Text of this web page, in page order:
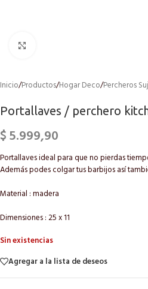
Inicio/Productos/Hogar Deco/Percheros
Portallaves / perchero
$5.999,90
Portallaves ideal para que no pierdas
Además podes colgar tus barbijos así
Material : madera
Dimensiones : 25 x 11
Sin existencias
Agregar a la lista de deseos